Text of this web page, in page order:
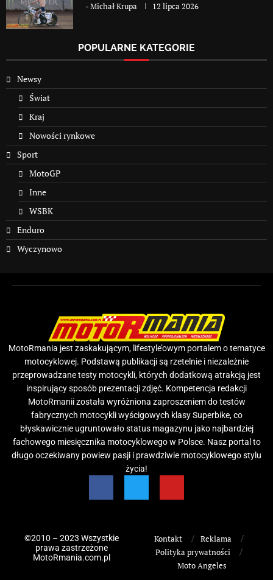
-Michał Krupa 12 lipca 2026
POPULARNE KATEGORIE
Newsy
Świat
Kraj
Nowości rynkowe
Sport
MotoGP
Inne
WSBK
Enduro
Wyczynowo
MotoRmania jest zaskakującym, lifestyle’owym portalem o tematyce
motocyklowej. Podstawą publikacji są rzetelnie i niezależnie
przeprowadzane testy motocykli, których dodatkową atrakcją jest
inspirujący sposób prezentacji zdjęć. Kompetencja redakcji
MotoRmanii została wyróżniona zaproszeniem do testów
fabrycznych motocykli wyścigowych klasy Superbike, co
błyskawicznie ugruntowało status magazynu jako najbardziej
fachowego miesięcznika motocyklowego w Polsce. Nasz portal to
długo oczekiwany powiew pasji i prawdziwie motocyklowego stylu
życia!
©2010 – 2023 Wszystkie
prawa zastrzeżone
MotoRmania.com.pl
Kontakt
Reklama
Polityka prywatności
Moto Angeles